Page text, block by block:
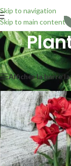
Skip to navigation
Skip to main content
Accueil/Plantes
Afficher la barre